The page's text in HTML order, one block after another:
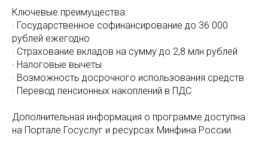
Ключевые преимущества:
· Государственное софинансирование до 36 000
рублей ежегодно
· Страхование вкладов на сумму до 2,8 млн рублей
· Налоговые вычеты
· Возможность досрочного использования средств
· Перевод пенсионных накоплений в ПДС
Дополнительная информация о программе доступна
на Портале Госуслуг и ресурсах Минфина России.